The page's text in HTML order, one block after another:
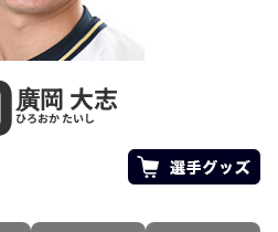
廣岡 大志
ひろおか たいし